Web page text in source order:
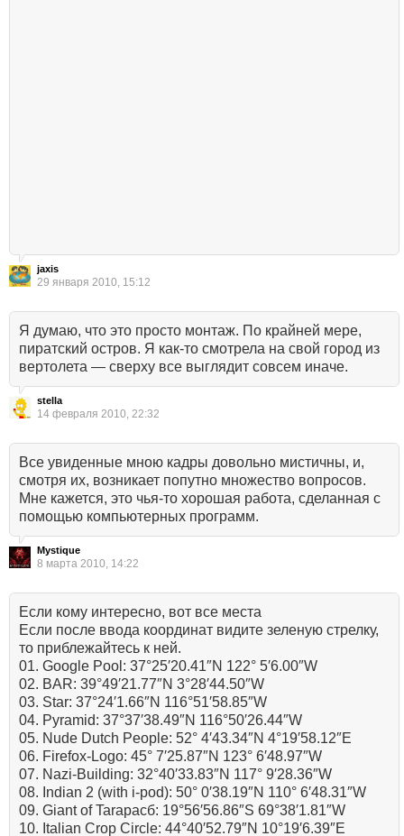
jaxis
29 января 2010, 15:12
Я думаю, что это просто монтаж. По крайней мере,
пиратский остров. Я как-то смотрела на свой город из
вертолета — сверху все выглядит совсем иначе.
stella
14 февраля 2010, 22:32
Все увиденные мною кадры довольно мистичны, и,
смотря их, возникает попутно множество вопросов.
Мне кажется, это чья-то хорошая работа, сделанная с
помощью компьютерных программ.
Mystique
8 марта 2010, 14:22
Если кому интересно, вот все места
Если после ввода координат видите зеленую стрелку,
то приблежайтесь к ней.
01. Google Pool: 37°25′20.41″N 122° 5′6.00″W
02. BAR: 39°49′21.77″N 3°28′44.50″W
03. Star: 37°24′1.66″N 116°51′58.85″W
04. Pyramid: 37°37′38.49″N 116°50′26.44″W
05. Nude Dutch People: 52° 4′43.34″N 4°19′58.12″E
06. Firefox-Logo: 45° 7′25.87″N 123° 6′48.97″W
07. Nazi-Building: 32°40′33.83″N 117° 9′28.36″W
08. Indian 2 (with i-pod): 50° 0′38.19″N 110° 6′48.31″W
09. Giant of Tarapacб: 19°56′56.86″S 69°38′1.81″W
10. Italian Crop Circle: 44°40′52.79″N 10°19′6.39″E